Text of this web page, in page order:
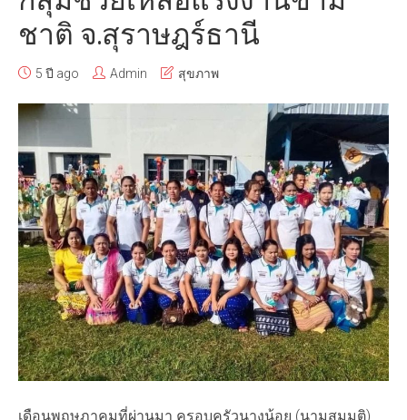
ชาติ จ.สุราษฎร์ธานี
5 ปี ago Admin สุขภาพ
เดือนพฤษภาคมที่ผ่านมา ครอบครัวนางน้อย (นามสมมติ)